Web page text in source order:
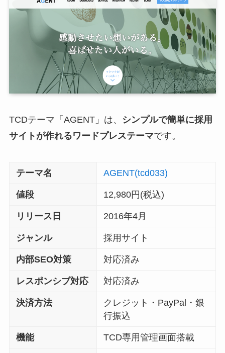
TCDテーマ「AGENT」は、
シンプルで簡単に採用
サイトが作れるワードプレステーマです。
テーマ名 AGENT(tcd033)
値段 12,980円(税込)
リリース日 2016年4月
ジャンル 採用サイト
内部SEO対策 対応済み
レスポンシブ対応 対応済み
決済方法
クレジット・PayPal・銀
行振込
機能 TCD専用管理画面搭載